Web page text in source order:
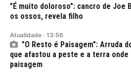
"É muito doloroso": cancro de Joe
os ossos, revela filho
Atualidade · 13:56
"O Resto é Paisagem": Arruda
que afastou a peste e a terra onde
paisagem